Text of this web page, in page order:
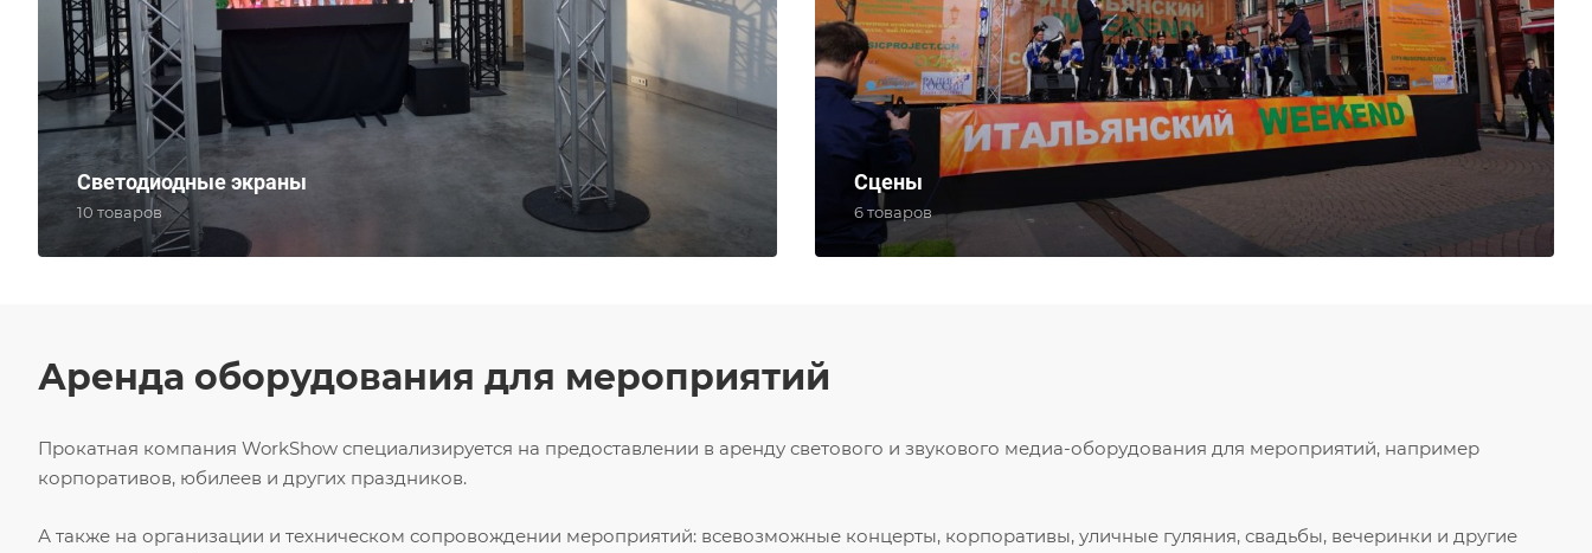
Светодиодные экраны
10 товаров
Сцены
6 товаров
Аренда оборудования для мероприятий
Прокатная компания WorkShow специализируется на предоставлении в аренду светового и звукового медиа-оборудования для мероприятий, например
корпоративов, юбилеев и других праздников.
А также на организации и техническом сопровождении мероприятий: всевозможные концерты, корпоративы, уличные гуляния, свадьбы, вечеринки и другие